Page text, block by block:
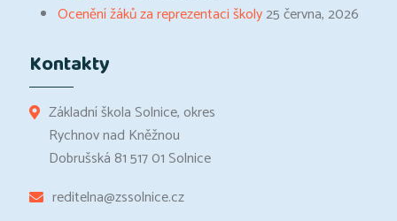
Ocenění žáků za reprezentaci školy25 června, 2026
Kontakty
Základní škola Solnice, okres
Rychnov nad Kněžnou
Dobrušská 81 517 01 Solnice
reditelna@zssolnice.cz